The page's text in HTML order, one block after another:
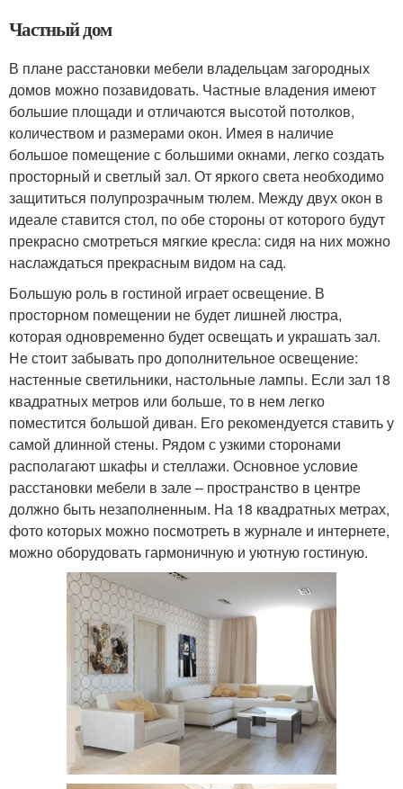
Частный дом
В плане расстановки мебели владельцам загородных
домов можно позавидовать. Частные владения имеют
большие площади и отличаются высотой потолков,
количеством и размерами окон. Имея в наличие
большое помещение с большими окнами, легко создать
просторный и светлый зал. От яркого света необходимо
защититься полупрозрачным тюлем. Между двух окон в
идеале ставится стол, по обе стороны от которого будут
прекрасно смотреться мягкие кресла: сидя на них можно
наслаждаться прекрасным видом на сад.
Большую роль в гостиной играет освещение. В
просторном помещении не будет лишней люстра,
которая одновременно будет освещать и украшать зал.
Не стоит забывать про дополнительное освещение:
настенные светильники, настольные лампы. Если зал 18
квадратных метров или больше, то в нем легко
поместится большой диван. Его рекомендуется ставить у
самой длинной стены. Рядом с узкими сторонами
располагают шкафы и стеллажи. Основное условие
расстановки мебели в зале – пространство в центре
должно быть незаполненным. На 18 квадратных метрах,
фото которых можно посмотреть в журнале и интернете,
можно оборудовать гармоничную и уютную гостиную.